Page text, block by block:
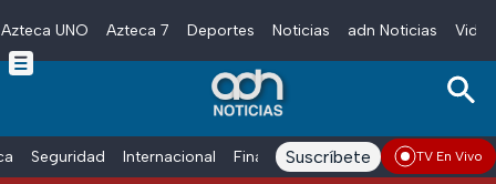
Skip to main content
Azteca UNO Azteca 7 Deportes Noticias adn Noticias
Seguridad Internacional Finanzas adn Noticias Radio
Suscríbete TV En Vivo